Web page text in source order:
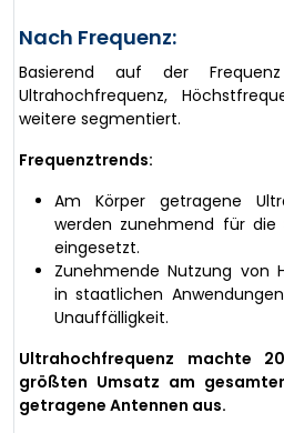
Nach Frequenz:
Basierend auf der
Ultrahochfrequenz,
weitere segmentiert.
Frequenztrends:
Am Körper getragene
werden zunehmend für die
eingesetzt.
Zunehmende Nutzung von
in staatlichen
Unauffälligkeit.
Ultrahochfrequenz machte
größten Umsatz am
getragene Antennen aus.